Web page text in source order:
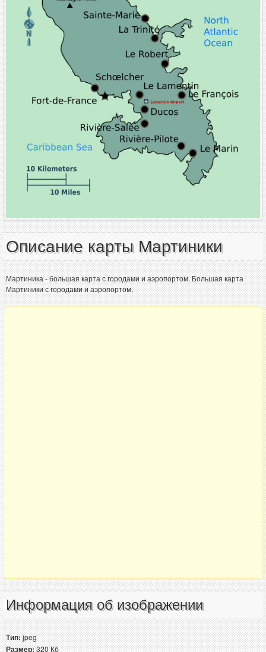
Описание карты Мартиники
Мартиника - большая карта с городами и аэропортом. Большая карта
Мартиники с городами и аэропортом.
Информация об изображении
Тип:jpeg
Размер:320 Кб